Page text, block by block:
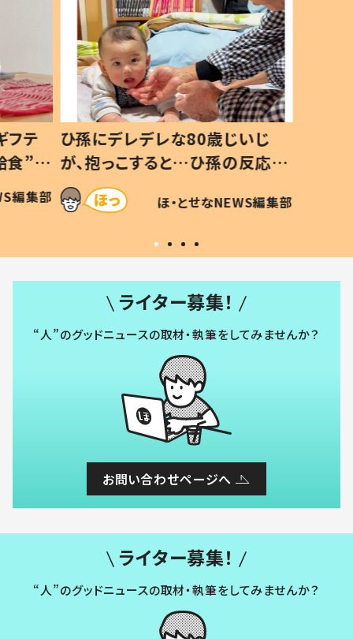
フテ
食”を
の親
編集部
ひ孫にデレデレな80歳じいじ
が、抱っこすると…ひ孫の反応に
「涙が出ました」「可愛くて仕方な
い」
ほ・とせなNEWS編集部
ライター募集！
“人”のグッドニュースの取材・執筆をしてみませんか？
お問い合わせページへ
ライター募集！
“人”のグッドニュースの取材・執筆をしてみませんか？